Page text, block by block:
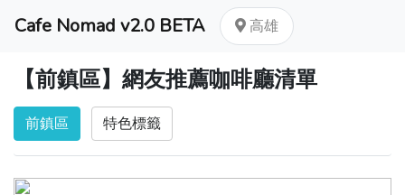
Cafe Nomad v2.0 BETA 高雄
【前鎮區】網友推薦咖啡廳清單
前鎮區 特色標籤